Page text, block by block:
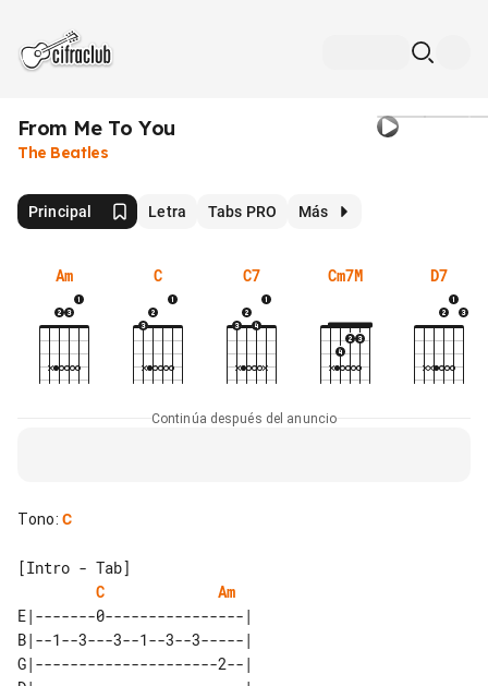
From Me To You
The Beatles
Principal Letra Tabs PRO Más
Am C C7 Cm7M D7
Continúa después del anuncio
Tono: C
C
Am
E|-------0----------------|
B|--1--3---3--1--3--3-----|
G|---------------------2--|